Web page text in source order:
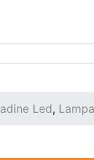
Led,